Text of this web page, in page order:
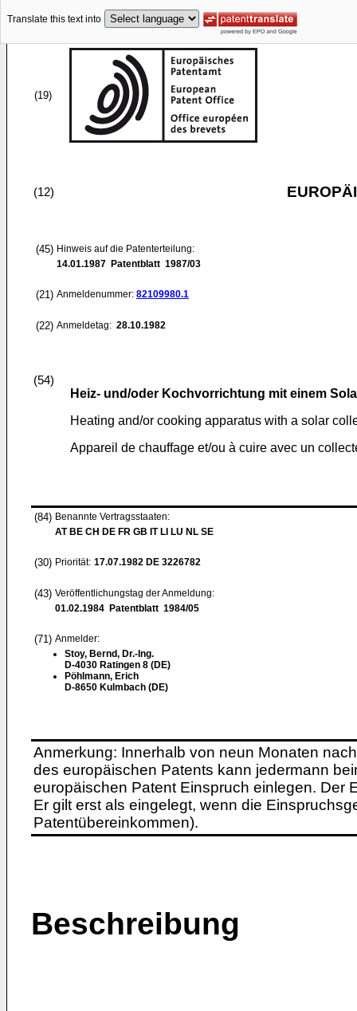
Translate this text into
(19)
(12)
(45) Hinweis auf die Patenterteilung:
14.01.1987 Patentblatt 1987/03
(21) Anmeldenummer: 82109980.1
(22) Anmeldetag: 28.10.1982
(54)
Heiz- und/oder Kochvorrichtung mit einem
Heating and/or cooking apparatus with a solar
Appareil de chauffage et/ou à cuire avec un
(84) Benannte Vertragsstaaten:
AT BE CH DE FR GB IT LI LU NL SE
(30) Priorität: 17.07.1982 DE 3226782
(43) Veröffentlichungstag der Anmeldung:
01.02.1984 Patentblatt 1984/05
(71) Anmelder:
Stoy, Bernd, Dr.-Ing.
D-4030 Ratingen 8 (DE)
Pöhlmann, Erich
D-8650 Kulmbach (DE)
Anmerkung: Innerhalb von neun Monaten
des europäischen Patents kann jedermann
europäischen Patent Einspruch einlegen. Der
Er gilt erst als eingelegt, wenn die
Patentübereinkommen).
Beschreibung